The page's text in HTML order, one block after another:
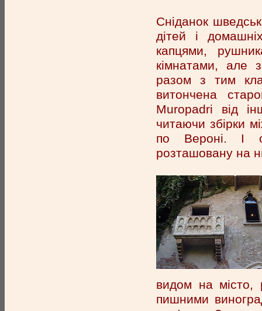
Сніданок
дітей і
капцями,
кімнатами, але
разом з тим
витончена
Muropadri від
читаючи збірки
по Вероні. І
розташовану на
видом на місто,
пишними